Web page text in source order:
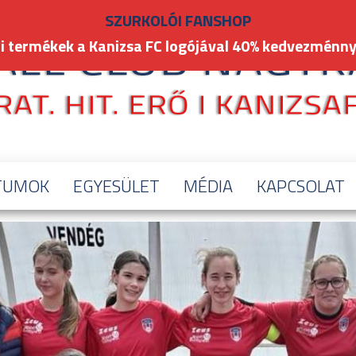
EGYESÜLET MÉDIA KAPCSOLAT
SZURKOLÓI FANSHOP
termékek a Kanizsa FC logójával 40%